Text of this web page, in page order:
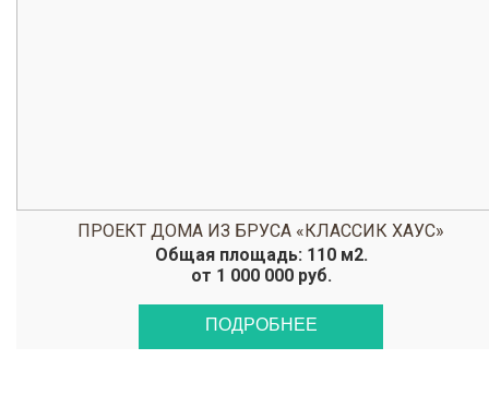
ПРОЕКТ ДОМА ИЗ БРУСА «КЛАССИК ХАУС»
Общая площадь: 110 м2.
от 1 000 000 руб.
ПОДРОБНЕЕ